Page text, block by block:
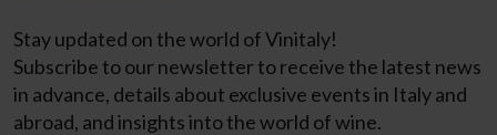
Stay updated on the world of Vinitaly!
Subscribe to our newsletter to receive the latest news
in advance, details about exclusive events in Italy and
abroad, and insights into the world of wine.